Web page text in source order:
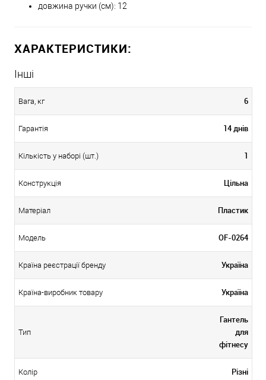
довжина ручки (см): 12
ХАРАКТЕРИСТИКИ:
Інші
Вага, кг 6
Гарантія 14 днів
Кількість у наборі (шт.) 1
Конструкція Цільна
Матеріал Пластик
Модель OF-0264
Країна реєстрації бренду Україна
Країна-виробник товару Україна
Тип
Гантель
для
фітнесу
Колір Різні